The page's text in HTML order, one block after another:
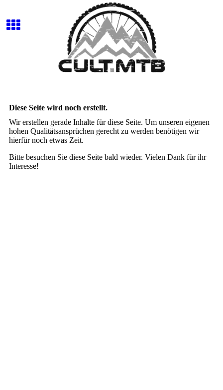
Diese Seite wird noch erstellt.
Wir erstellen gerade Inhalte für diese Seite. Um unseren eigenen
hohen Qualitätsansprüchen gerecht zu werden benötigen wir
hierfür noch etwas Zeit.
Bitte besuchen Sie diese Seite bald wieder. Vielen Dank für ihr
Interesse!